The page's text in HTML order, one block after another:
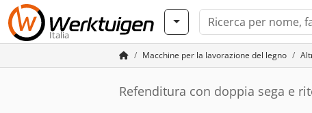
Italia
Macchine per la lavorazione del legno
Refenditura con doppia sega e